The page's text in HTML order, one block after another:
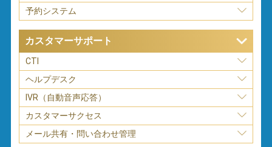
予約システム
カスタマーサポート
CTI
ヘルプデスク
IVR（自動音声応答）
カスタマーサクセス
メール共有・問い合わせ管理